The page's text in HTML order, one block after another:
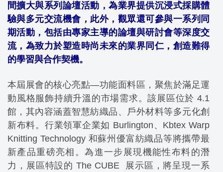
間擴大與系列論壇活動，為業界提供沉浸式採購體
驗與多元交流機會，此外，觀眾還可參與一系列同
期活動，包括由專家主導的論壇與研討會等深度交
流，為致力於塑造時尚未來的業界同仁，創造難得
的學習與合作契機。
本屆展會的核心亮點—功能面料區，聚焦於滿足運
動風格服飾持續升溫的市場需求。該展區位於 4.1
館，其內容涵蓋智慧紡織品、戶外材料等多元化創
新布料。行業領軍企業如 Burlington、Kbtex Warp
Knitting Technology 和蘇州優富紡織品等將攜帶最
新產品重磅亮相。為進一步展現機能性布料的潛
力，展區特設的 The CUBE 展示區，將呈現一系